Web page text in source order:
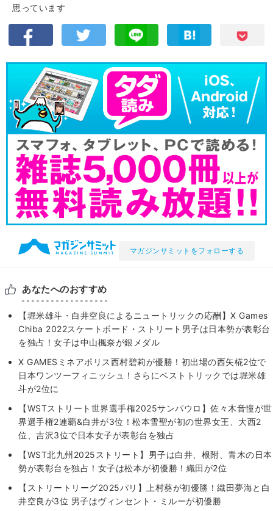
思っています
マガジンサミットをフォローする
あなたへのおすすめ
【堀米雄斗・白井空良によるニュートリックの応酬】X Games
Chiba 2022スケートボード・ストリート男子は日本勢が表彰台
を独占！女子は中山楓奈が銀メダル
X GAMESミネアポリス西村碧莉が優勝！初出場の西矢椛2位で
日本ワンツーフィニッシュ！さらにベストトリックでは堀米雄
斗が2位に
【WSTストリート世界選手権2025サンパウロ】佐々木音憧が世
界選手権2連覇&白井が3位！松本雪聖が初の世界女王、大西2
位、吉沢3位で日本女子が表彰台を独占
【WST北九州2025ストリート】男子は白井、根附、青木の日本
勢が表彰台を独占！女子は松本が初優勝！織田が2位
【ストリートリーグ2025パリ】上村葵が初優勝！織田夢海と白
井空良が3位 男子はヴィンセント・ミルーが初優勝